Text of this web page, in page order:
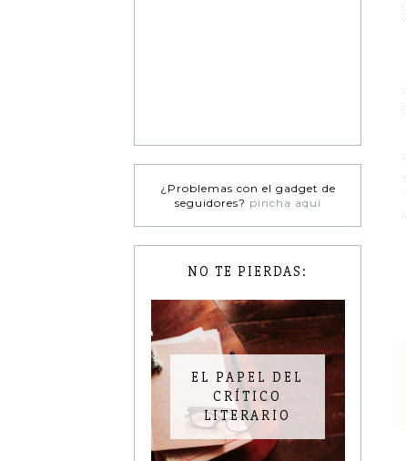
¿Problemas con el gadget de
seguidores? pincha aquí
NO TE PIERDAS:
EL PAPEL DEL
CRÍTICO
LITERARIO